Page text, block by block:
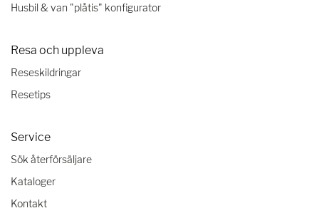
Husbil & van "plåtis" konfigurator
Resa och uppleva
Reseskildringar
Resetips
Service
Sök återförsäljare
Kataloger
Kontakt